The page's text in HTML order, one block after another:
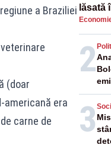
a Braziliei
(doar
americană era
carne de
lăsată
2
3